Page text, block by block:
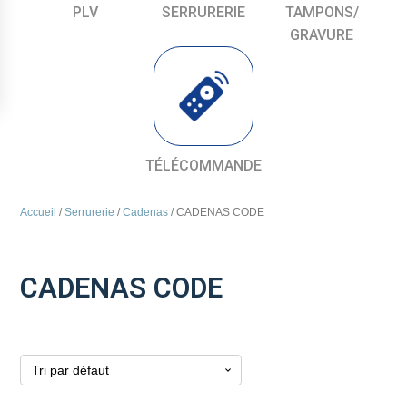
PLV SERRURERIE
TAMPONS/
GRAVURE
TÉLÉCOMMANDE
Accueil /Serrurerie /Cadenas / CADENAS CODE
CADENAS CODE